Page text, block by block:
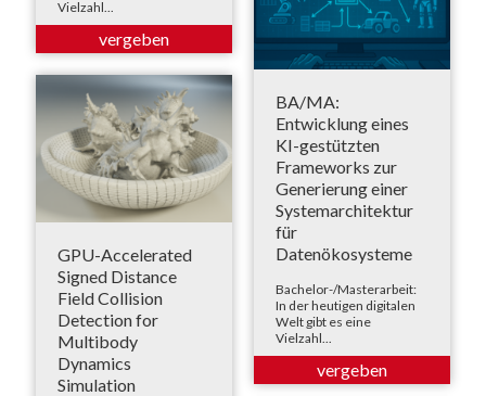
Vielzahl...
BA/MA:
Entwicklung eines
KI-gestützten
Frameworks zur
Generierung einer
Systemarchitektur
für
Datenökosysteme
Bachelor-/Masterarbeit:
In der heutigen digitalen
Welt gibt es eine
Vielzahl...
GPU-Accelerated
Signed Distance
Field Collision
Detection for
Multibody
Dynamics
Simulation